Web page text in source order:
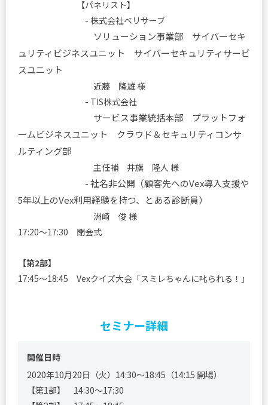
【パネリスト】
- 株式会社ベリサーブ
ソリューション事業部 サイバーセキ
ュリティビジネスユニット サイバーセキュリティサービ
スユニット
近藤 隆雄 様
- TIS株式会社
サービス事業統括本部 プラットフォ
ームビジネスユニット クラウド＆セキュリティコンサ
ルティング部
主任補 井旗 隆人 様
- 社名非公開（顧客先へのVex導入支援や
5年以上のVex利用経験を持つ、とある診断員）
洲崎 俊 様
17:20～17:30 閉会式
【第2部】
17:45～18:45 Vexクイズ大会「スミレちゃんに叱られる！」
セミナー詳細
開催日時
2020年10月20日（火）14:30～18:45（14:15 開場）
【第1部】 14:30～17:30